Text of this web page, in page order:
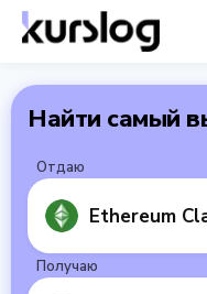
Найти самый
Отдаю
Ethereum
Получаю